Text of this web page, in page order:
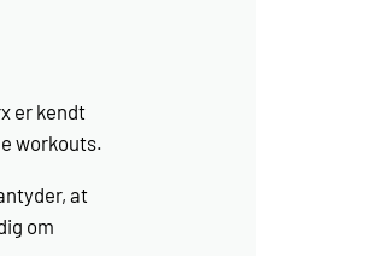
er kendt
workouts.
at
om